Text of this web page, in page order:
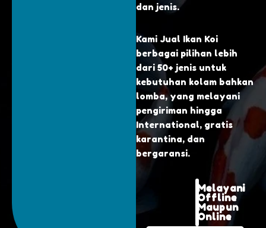
dan jenis.
Kami Jual Ikan Koi
berbagai pilihan lebih
dari 50+ jenis untuk
kebutuhan kolam bahkan
lomba, yang melayani
pengiriman hingga
International, gratis
karantina, dan
bergaransi.
Melayani
Offline
Maupun
Online